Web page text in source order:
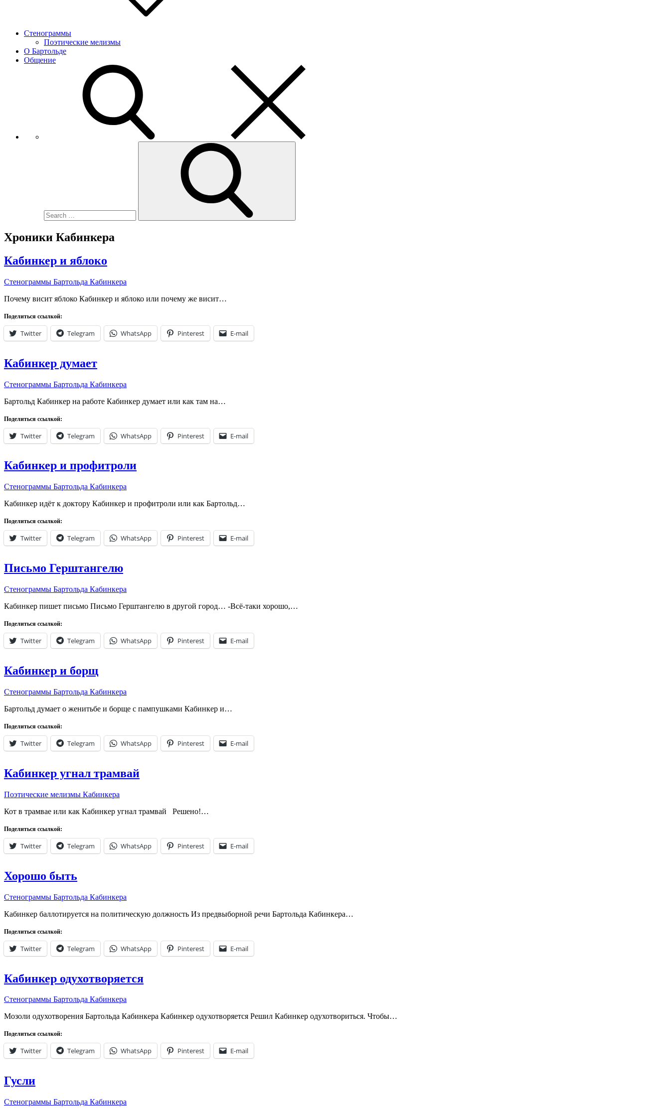
Стенограммы
Поэтические мелизмы
О Бартольде
Общение
Хроники Кабинкера
Кабинкер и яблоко
Стенограммы Бартольда Кабинкера
Почему висит яблоко Кабинкер и яблоко или почему же висит…
Поделиться ссылкой:
Twitter Telegram WhatsApp Pinterest E-mail
Кабинкер думает
Стенограммы Бартольда Кабинкера
Бартольд Кабинкер на работе Кабинкер думает или как там на…
Поделиться ссылкой:
Twitter Telegram WhatsApp Pinterest E-mail
Кабинкер и профитроли
Стенограммы Бартольда Кабинкера
Кабинкер идёт к доктору Кабинкер и профитроли или как Бартольд…
Поделиться ссылкой:
Twitter Telegram WhatsApp Pinterest E-mail
Письмо Герштангелю
Стенограммы Бартольда Кабинкера
Кабинкер пишет письмо Письмо Герштангелю в другой город… -Всё-таки хорошо,…
Поделиться ссылкой:
Twitter Telegram WhatsApp Pinterest E-mail
Кабинкер и борщ
Стенограммы Бартольда Кабинкера
Бартольд думает о женитьбе и борще с пампушками Кабинкер и…
Поделиться ссылкой:
Twitter Telegram WhatsApp Pinterest E-mail
Кабинкер угнал трамвай
Поэтические мелизмы Кабинкера
Кот в трамвае или как Кабинкер угнал трамвай Решено!…
Поделиться ссылкой:
Twitter Telegram WhatsApp Pinterest E-mail
Хорошо быть
Стенограммы Бартольда Кабинкера
Кабинкер баллотируется на политическую должность Из предвыборной речи Бартольда Кабинкера…
Поделиться ссылкой:
Twitter Telegram WhatsApp Pinterest E-mail
Кабинкер одухотворяется
Стенограммы Бартольда Кабинкера
Мозоли одухотворения Бартольда Кабинкера Кабинкер одухотворяется Решил Кабинкер одухотвориться. Чтобы…
Поделиться ссылкой:
Twitter Telegram WhatsApp Pinterest E-mail
Гусли
Стенограммы Бартольда Кабинкера